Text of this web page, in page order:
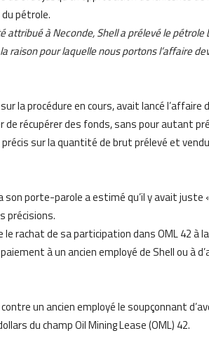
pétrole.
attribué à Neconde, Shell a prélevé le
raison pour laquelle nous portons l’affaire
la procédure en cours, avait lancé l’affaire
de récupérer des fonds, sans pour autant
sur la quantité de brut prélevé et
son porte-parole a estimé qu’il y avait juste
précisions.
rachat de sa participation dans OML 42 à
à un ancien employé de Shell ou à
un ancien employé le soupçonnant
du champ Oil Mining Lease (OML) 42.